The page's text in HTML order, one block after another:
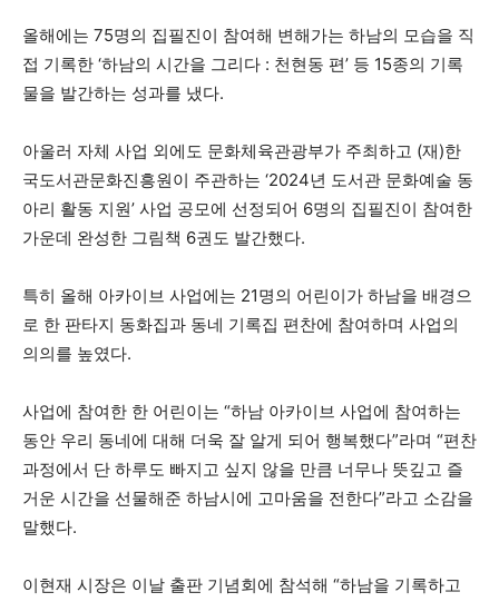
올해에는 75명의 집필진이 참여해 변해가는 하남의 모습을 직
접 기록한 ‘하남의 시간을 그리다 : 천현동 편’ 등 15종의 기록
물을 발간하는 성과를 냈다.
아울러 자체 사업 외에도 문화체육관광부가 주최하고 (재)한
국도서관문화진흥원이 주관하는 ‘2024년 도서관 문화예술 동
아리 활동 지원’ 사업 공모에 선정되어 6명의 집필진이 참여한
가운데 완성한 그림책 6권도 발간했다.
특히 올해 아카이브 사업에는 21명의 어린이가 하남을 배경으
로 한 판타지 동화집과 동네 기록집 편찬에 참여하며 사업의
의의를 높였다.
사업에 참여한 한 어린이는 “하남 아카이브 사업에 참여하는
동안 우리 동네에 대해 더욱 잘 알게 되어 행복했다”라며 “편찬
과정에서 단 하루도 빠지고 싶지 않을 만큼 너무나 뜻깊고 즐
거운 시간을 선물해준 하남시에 고마움을 전한다”라고 소감을
말했다.
이현재 시장은 이날 출판 기념회에 참석해 “하남을 기록하고